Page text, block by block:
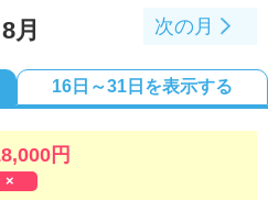
8月 次の月
16日～31日を表示する
円
×